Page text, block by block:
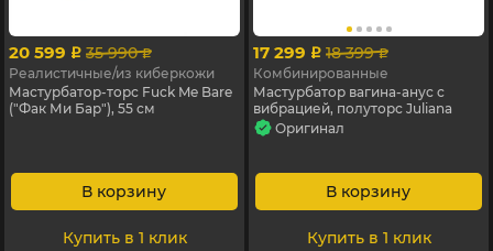
20 599 p 35 990 p
Реалистичные/из киберкожи
Мастурбатор-торс Fuck Me Bare
("Фак Ми Бар"), 55 см
В корзину
Купить в 1 клик
17 299 p 18 399 p
Комбинированные
Мастурбатор вагина-анус с
вибрацией, полуторс Juliana
Оригинал
В корзину
Купить в 1 клик